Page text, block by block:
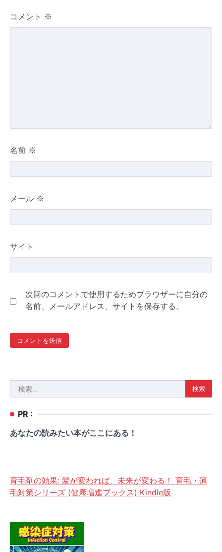
コメント ※
名前 ※
メール ※
サイト
次回のコメントで使用するためブラウザーに自分の
名前、メールアドレス、サイトを保存する。
索:
PR :
あなたの読みたい本がここにある！
育毛剤の効果: 髪が変われば、未来が変わる！ 育毛・薄
毛対策シリーズ (健康増進ブックス) Kindle版